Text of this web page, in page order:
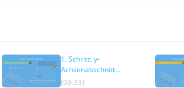
1. Schritt: y-
Achsenabschnitt
bestimmen
(00:33)